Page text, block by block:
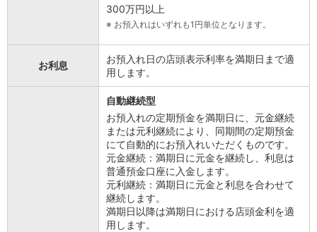
安全にご利用いただくために
ニュースリリース
法人のお客さま
300万円以上
※ お預入れはいずれも1円単位となります。
お利息
お預入れ日の店頭表示利率を満期日まで適
用します。
自動継続型
お預入れの定期預金を満期日に、元金継続
または元利継続により、同期間の定期預金
にて自動的にお預入れいただくものです。
元金継続：満期日に元金を継続し、利息は
普通預金口座に入金します。
元利継続：満期日に元金と利息を合わせて
継続します。
満期日以降は満期日における店頭金利を適
用します。